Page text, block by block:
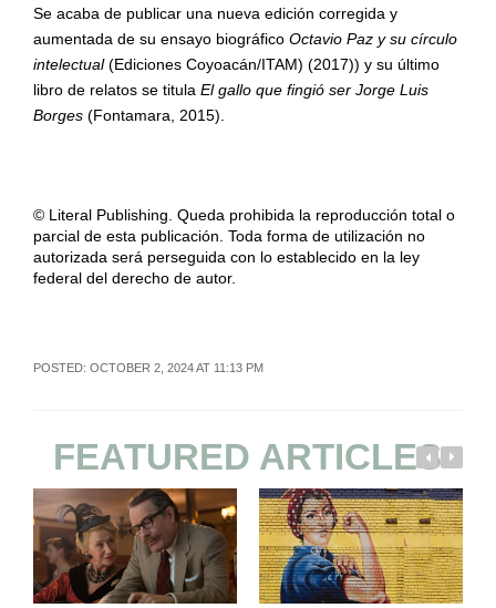
Se acaba de publicar una nueva edición corregida y
aumentada de su ensayo biográfico Octavio Paz y su círculo
intelectual(Ediciones Coyoacán/ITAM) (2017)) y su último
libro de relatos se titula El gallo que fingió ser Jorge Luis
Borges(Fontamara, 2015).
© Literal Publishing. Queda prohibida la reproducción total o
parcial de esta publicación. Toda forma de utilización no
autorizada será perseguida con lo establecido en la ley
federal del derecho de autor.
POSTED: OCTOBER 2, 2024 AT 11:13 PM
FEATURED ARTICLES